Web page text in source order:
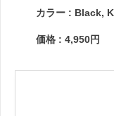
カラー : Black,
価格 : 4,950円